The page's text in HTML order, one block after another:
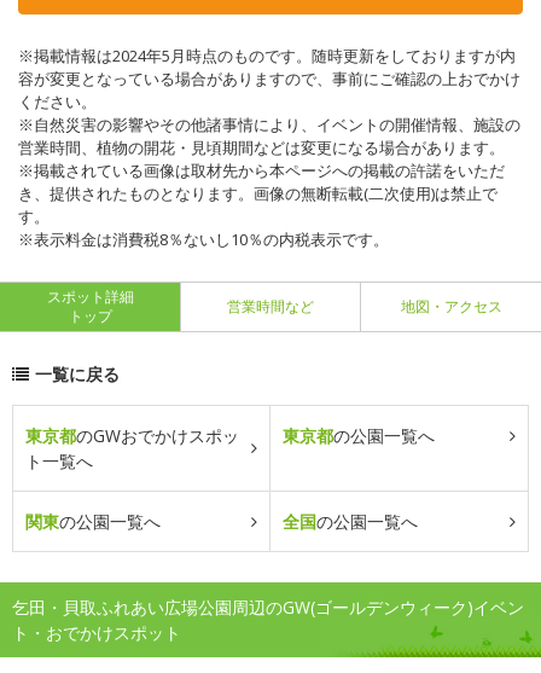
※掲載情報は2024年5月時点のものです。随時更新をしておりますが内
容が変更となっている場合がありますので、事前にご確認の上おでかけ
ください。
※自然災害の影響やその他諸事情により、イベントの開催情報、施設の
営業時間、植物の開花・見頃期間などは変更になる場合があります。
※掲載されている画像は取材先から本ページへの掲載の許諾をいただ
き、提供されたものとなります。画像の無断転載(二次使用)は禁止で
す。
※表示料金は消費税8％ないし10％の内税表示です。
スポット詳細
トップ
営業時間など 地図・アクセス
一覧に戻る
東京都のGWおでかけスポッ
ト一覧へ
東京都の公園一覧へ
関東の公園一覧へ 全国の公園一覧へ
乞田・貝取ふれあい広場公園周辺のGW(ゴールデンウィーク)イベン
ト・おでかけスポット